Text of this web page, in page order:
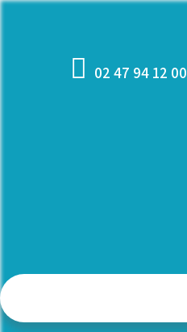
Skip
02 47 94 12 00